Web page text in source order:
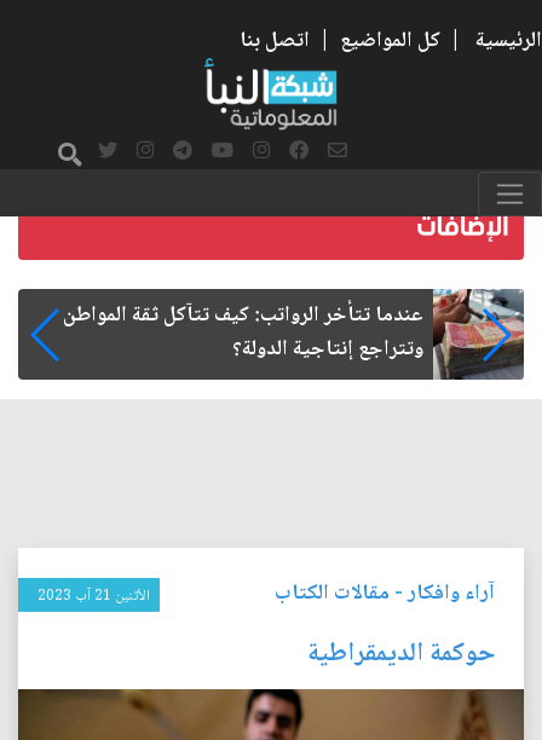
الرئيسية | كل المواضيع | اتصل بنا
صمت الطريق بعد الأربعين
آراء وافكار- مقالات الكتاب الأثنين 21 آب 2023
حوكمة الديمقراطية